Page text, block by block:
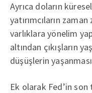
Ayrıca doların
yatırımcıların
varlıklara yönelim
altından çıkışların
düşüşlerin
Ek olarak Fed’in